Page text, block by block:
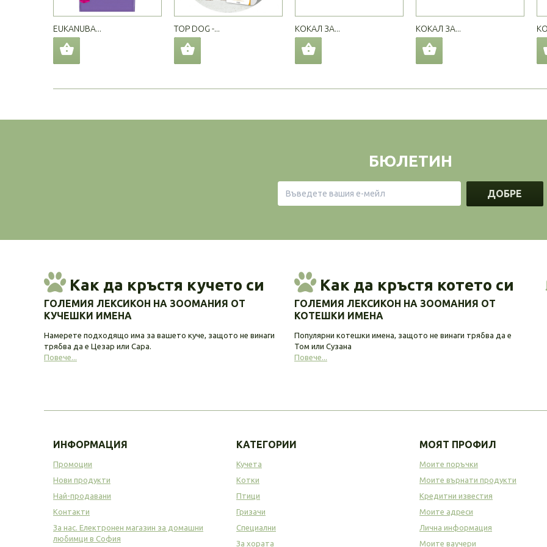
EUKANUBA... TOP DOG -... КОКАЛ ЗА... КОКАЛ ЗА...
БЮЛЕТИН
ДОБРЕ
Как да кръстя кучето си
ГОЛЕМИЯ ЛЕКСИКОН НА ЗООМАНИЯ ОТ
КУЧЕШКИ ИМЕНА
Намерете подходящо има за вашето куче, защото не винаги
трябва да е Цезар или Сара.
Повече...
Как да кръстя котето си
ГОЛЕМИЯ ЛЕКСИКОН НА ЗООМАНИЯ ОТ
КОТЕШКИ ИМЕНА
Популярни котешки имена, защото не винаги трябва да е
Том или Сузана
Повече...
ИНФОРМАЦИЯ
Промоции
Нови продукти
Най-продавани
Контакти
За нас. Електронен магазин за домашни
любимци в София
КАТЕГОРИИ
Кучета
Котки
Птици
Гризачи
Специални
За хората
МОЯТ ПРОФИЛ
Моите поръчки
Моите върнати продукти
Кредитни известия
Моите адреси
Лична информация
Моите ваучери